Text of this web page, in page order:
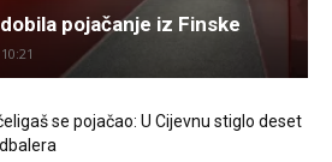
pojačanje iz Finske
se pojačao: U Cijevnu stiglo deset